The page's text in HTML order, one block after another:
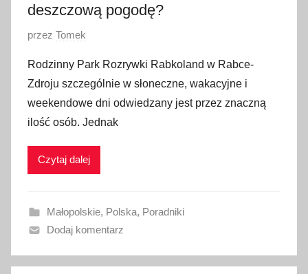
deszczową pogodę?
O
u
b
l
i
w
n
o
7
przez Tomek
Rodzinny Park Rozrywki Rabkoland w Rabce-
Zdroju szczególnie w słoneczne, wakacyjne i
weekendowe dni odwiedzany jest przez znaczną
ilość osób. Jednak
Czytaj dalej
Małopolskie, Polska, Poradniki
Dodaj komentarz